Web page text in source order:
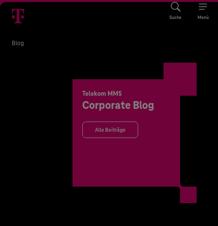
Suche Menü
Blog
Telekom MMS
Corporate Blog
Alle Beiträge